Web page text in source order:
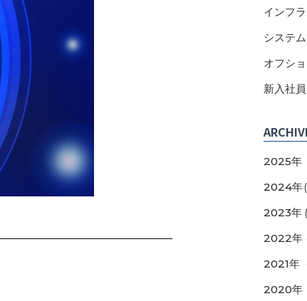
インフラ
システ
オフシ
新入社
2025年
2024年
2023年
2022年
2021年
2020年